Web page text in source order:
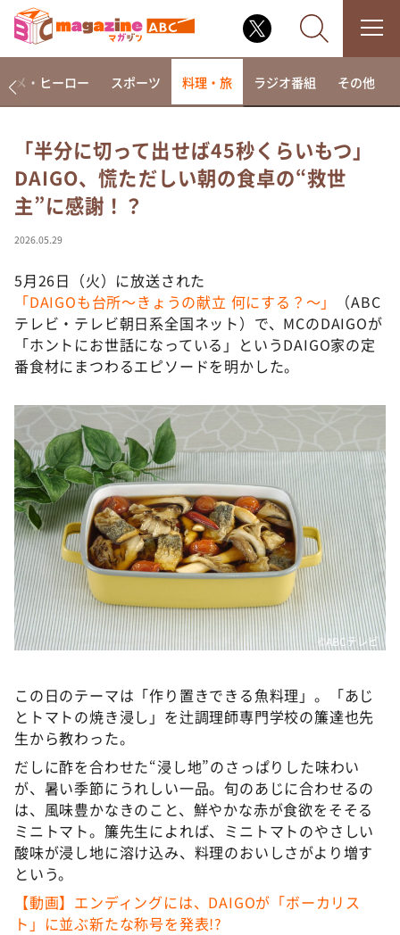
なるみ・岡村の過ぎるTV
相席食堂
これ余談なんですけど・・・
て真剣です
探偵！ナイトスクープ
news おかえり
河合＆A.B.C-Z塚田×福井アナ「なんでやねん！？」
（news おかえり）
DAIGOも台所 ～きょうの献立 何にする？～
本日はダイアンなり！シーズン２
朝だ！生です旅サラダ
教えて！ニュースライブ 正義のミカタ
ＬＩＦＥ～夢のカタチ～
新婚さんいらっしゃい！
ポツンと一軒家
ザキ山小屋本館
ぺこぱのまるスポ
メ・ヒーロー スポーツ 料理・旅 ラジオ番組 その他
「半分に切って出せば45秒くらいもつ」
DAIGO、慌ただしい朝の食卓の“救世
主”に感謝！？
2026.05.29
5月26日（火）に放送された
「DAIGOも台所～きょうの献立 何にする？～」
（ABC
テレビ・テレビ朝日系全国ネット）で、MCのDAIGOが
「ホントにお世話になっている」というDAIGO家の定
番食材にまつわるエピソードを明かした。
©ABCテレビ
この日のテーマは「作り置きできる魚料理」。「あじ
とトマトの焼き浸し」を辻調理師専門学校の簾達也先
生から教わった。
だしに酢を合わせた“浸し地”のさっぱりした味わい
が、暑い季節にうれしい一品。旬のあじに合わせるの
は、風味豊かなきのこと、鮮やかな赤が食欲をそそる
ミニトマト。簾先生によれば、ミニトマトのやさしい
酸味が浸し地に溶け込み、料理のおいしさがより増す
という。
【動画】エンディングには、DAIGOが「ボーカリス
ト」に並ぶ新たな称号を発表!?